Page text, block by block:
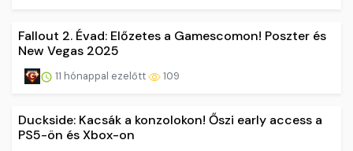
Fallout 2. Évad: Előzetes a Gamescomon! Poszter és
New Vegas 2025
11 hónappal ezelőtt 109
Duckside: Kacsák a konzolokon! Őszi early access a
PS5-ön és Xbox-on